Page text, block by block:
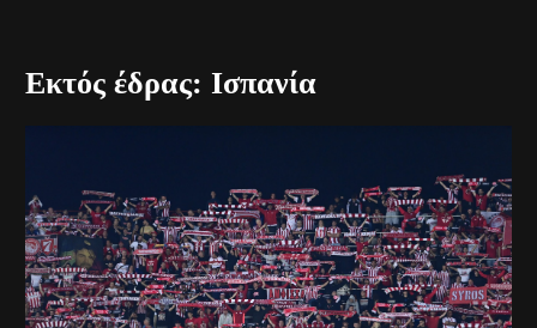
Εκτός έδρας: Ισπανία